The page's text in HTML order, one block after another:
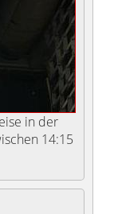
in der
14:15